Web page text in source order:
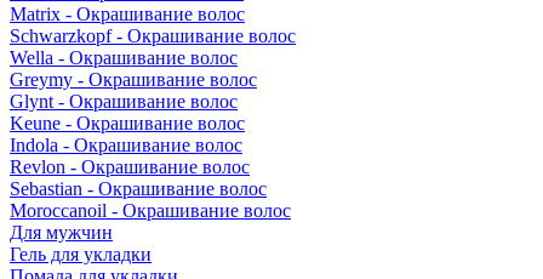
Matrix - Окрашивание волос
Schwarzkopf - Окрашивание волос
Wella - Окрашивание волос
Greymy - Окрашивание волос
Glynt - Окрашивание волос
Keune - Окрашивание волос
Indola - Окрашивание волос
Revlon - Окрашивание волос
Sebastian - Окрашивание волос
Moroccanoil - Окрашивание волос
Для мужчин
Гель для укладки